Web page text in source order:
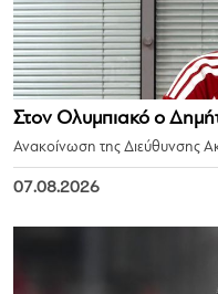
Στον Ολυμπιακό ο
Ανακοίνωση της Διεύθυνσης
07.08.2026